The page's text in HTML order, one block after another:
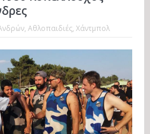
, Αθλοπαιδιές, Χάντμπολ